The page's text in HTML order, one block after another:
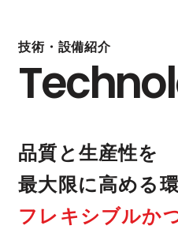
技術・設備紹介
品質と生産性を
最大限に高める
フレキシブルか